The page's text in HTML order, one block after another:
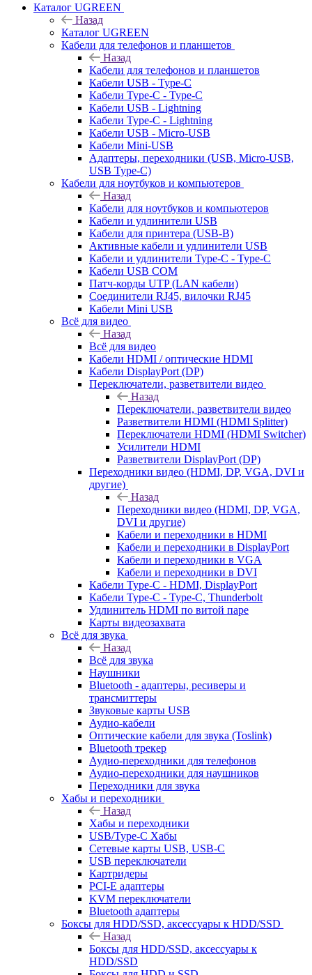
Каталог UGREEN
Назад
Каталог UGREEN
Кабели для телефонов и планшетов
Назад
Кабели для телефонов и планшетов
Кабели USB - Type-C
Кабели Type-C - Type-C
Кабели USB - Lightning
Кабели Type-C - Lightning
Кабели USB - Micro-USB
Кабели Mini-USB
Адаптеры, переходники (USB, Micro-USB,
USB Type-C)
Кабели для ноутбуков и компьютеров
Назад
Кабели для ноутбуков и компьютеров
Кабели и удлинители USB
Кабели для принтера (USB-B)
Активные кабели и удлинители USB
Кабели и удлинители Type-C - Type-C
Кабели USB COM
Патч-корды UTP (LAN кабели)
Соединители RJ45, вилочки RJ45
Кабели Mini USB
Всё для видео
Назад
Всё для видео
Кабели HDMI / оптические HDMI
Кабели DisplayPort (DP)
Переключатели, разветвители видео
Назад
Переключатели, разветвители видео
Разветвители HDMI (HDMI Splitter)
Переключатели HDMI (HDMI Switcher)
Усилители HDMI
Разветвители DisplayPort (DP)
Переходники видео (HDMI, DP, VGA, DVI и
другие)
Назад
Переходники видео (HDMI, DP, VGA,
DVI и другие)
Кабели и переходники в HDMI
Кабели и переходники в DisplayPort
Кабели и переходники в VGA
Кабели и переходники в DVI
Кабели Type-C - HDMI, DisplayPort
Кабели Type-C - Type-C, Thunderbolt
Удлинитель HDMI по витой паре
Карты видеозахвата
Всё для звука
Назад
Всё для звука
Наушники
Bluetooth - адаптеры, ресиверы и
трансмиттеры
Звуковые карты USB
Аудио-кабели
Оптические кабели для звука (Toslink)
Bluetooth трекер
Аудио-переходники для телефонов
Аудио-переходники для наушников
Переходники для звука
Хабы и переходники
Назад
Хабы и переходники
USB/Type-C Хабы
Сетевые карты USB, USB-C
USB переключатели
Картридеры
PCI-E адаптеры
KVM переключатели
Bluetooth адаптеры
Боксы для HDD/SSD, аксессуары к HDD/SSD
Назад
Боксы для HDD/SSD, аксессуары к
HDD/SSD